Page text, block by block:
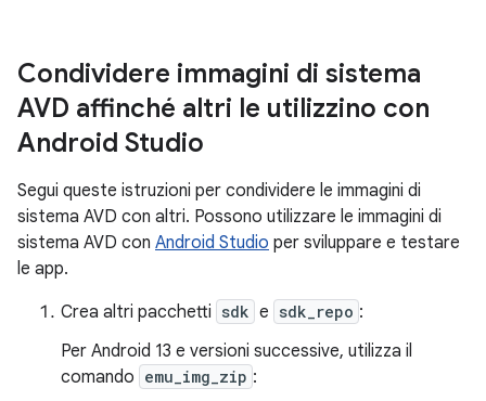
Condividere immagini di sistema
AVD affinché altri le utilizzino con
Android Studio
Segui queste istruzioni per condividere le immagini di
sistema AVD con altri. Possono utilizzare le immagini di
sistema AVD con Android Studio per sviluppare e testare
le app.
Crea altri pacchetti sdk e sdk_repo :
Per Android 13 e versioni successive, utilizza il
comando emu_img_zip :